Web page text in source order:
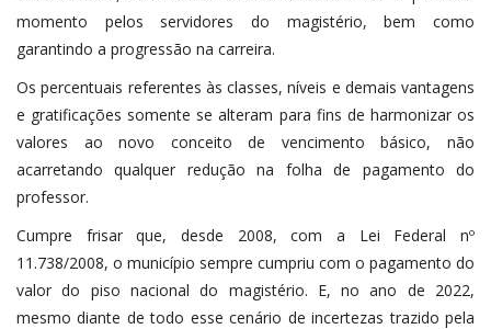
momento pelos servidores do magistério, bem como
garantindo a progressão na carreira.
Os percentuais referentes às classes, níveis e demais vantagens
e gratificações somente se alteram para fins de harmonizar os
valores ao novo conceito de vencimento básico, não
acarretando qualquer redução na folha de pagamento do
professor.
Cumpre frisar que, desde 2008, com a Lei Federal nº
11.738/2008, o município sempre cumpriu com o pagamento do
valor do piso nacional do magistério. E, no ano de 2022,
mesmo diante de todo esse cenário de incertezas trazido pela